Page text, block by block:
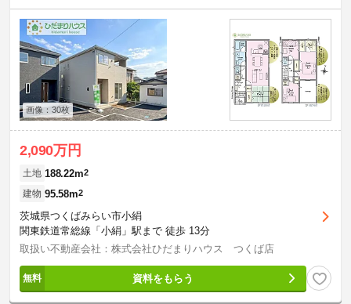
画像：30枚
2,090万円
土地 188.22m2
建物 95.58m2
茨城県つくばみらい市小絹
関東鉄道常総線「小絹」駅まで 徒歩 13分
取扱い不動産会社：株式会社ひだまりハウス つくば店
資料をもらう